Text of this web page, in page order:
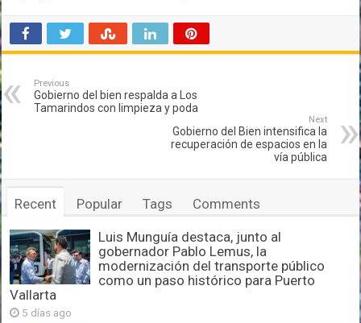
Previous
Gobierno del bien respalda a Los
Tamarindos con limpieza y poda
Next
Gobierno del Bien intensifica la
recuperación de espacios en la
vía pública
Recent Popular Tags Comments
Luis Munguía destaca, junto al
gobernador Pablo Lemus, la
modernización del transporte público
como un paso histórico para Puerto
Vallarta
5 días ago